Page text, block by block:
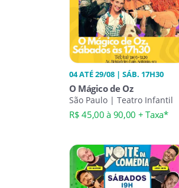
04 ATÉ 29/08 | SÁB. 17H30
O Mágico de Oz
São Paulo | Teatro Infantil
R$ 45,00 à 90,00 + Taxa*